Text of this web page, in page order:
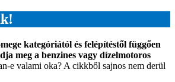
kategóriától és felépítéstől függően
meg a benzines vagy dízelmotoros
e valami oka? A cikkből sajnos nem derül